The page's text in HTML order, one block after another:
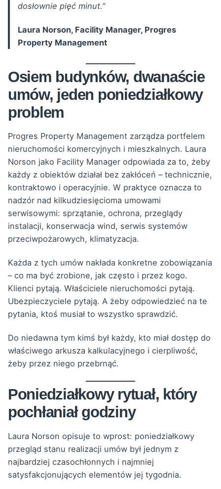
dosłownie pięć minut.”
Laura Norson, Facility Manager, Progres
Property Management
Osiem budynków, dwanaście
umów, jeden poniedziałkowy
problem
Progres Property Management zarządza portfelem
nieruchomości komercyjnych i mieszkalnych. Laura
Norson jako Facility Manager odpowiada za to, żeby
każdy z obiektów działał bez zakłóceń – technicznie,
kontraktowo i operacyjnie. W praktyce oznacza to
nadzór nad kilkudziesięcioma umowami
serwisowymi: sprzątanie, ochrona, przeglądy
instalacji, konserwacja wind, serwis systemów
przeciwpożarowych, klimatyzacja.
Każda z tych umów nakłada konkretne zobowiązania
– co ma być zrobione, jak często i przez kogo.
Klienci pytają. Właściciele nieruchomości pytają.
Ubezpieczyciele pytają. A żeby odpowiedzieć na te
pytania, ktoś musiał to wszystko sprawdzić.
Do niedawna tym kimś był każdy, kto miał dostęp do
właściwego arkusza kalkulacyjnego i cierpliwość,
żeby przez niego przebrnąć.
Poniedziałkowy rytuał, który
pochłaniał godziny
Laura Norson opisuje to wprost: poniedziałkowy
przegląd stanu realizacji umów był jednym z
najbardziej czasochłonnych i najmniej
satysfakcjonujących elementów jej tygodnia.